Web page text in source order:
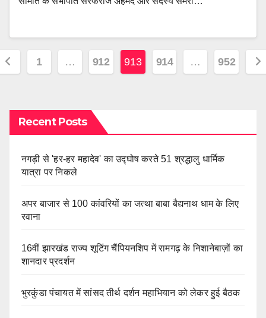
1 … 912 913 914 … 952
Recent Posts
नगड़ी से 'हर-हर महादेव' का उद्घोष करते 51 श्रद्धालु धार्मिक
यात्रा पर निकले
अपर बाजार से 100 कांवरियों का जत्था बाबा बैद्यनाथ धाम के लिए
रवाना
16वीं झारखंड राज्य शूटिंग चैंपियनशिप में रामगढ़ के निशानेबाज़ों का
शानदार प्रदर्शन
भुरकुंडा पंचायत में सांसद तीर्थ दर्शन महाभियान को लेकर हुई बैठक